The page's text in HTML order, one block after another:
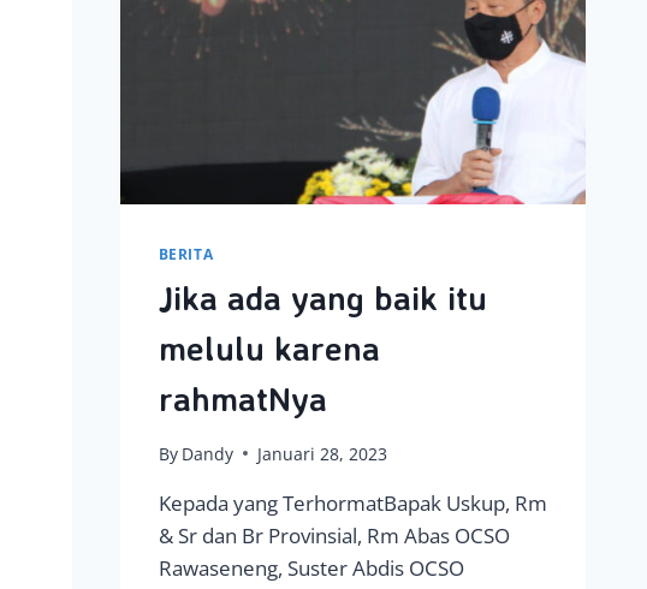
BERITA
Jika ada yang baik itu
melulu karena
rahmatNya
By Dandy Januari 28, 2023
Kepada yang TerhormatBapak Uskup, Rm
& Sr dan Br Provinsial, Rm Abas OCSO
Rawaseneng, Suster Abdis OCSO